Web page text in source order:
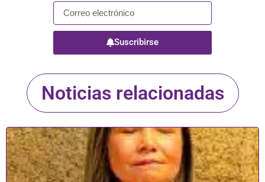
Suscribirse
Noticias relacionadas